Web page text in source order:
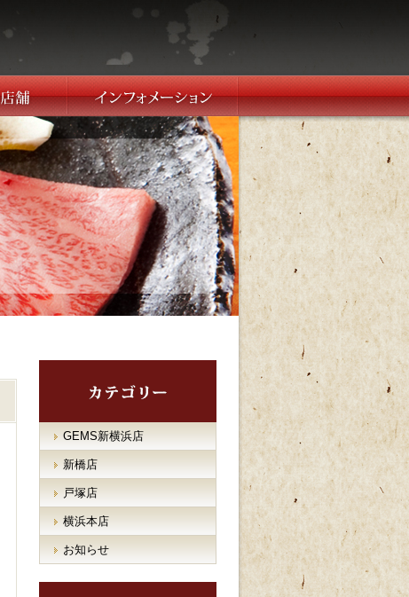
GEMS新横浜店
新橋店
戸塚店
横浜本店
お知らせ